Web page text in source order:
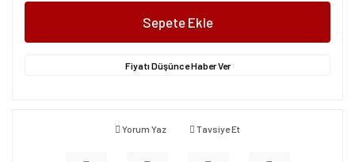
Sepete Ekle
Fiyatı Düşünce Haber Ver
Yorum Yaz Tavsiye Et